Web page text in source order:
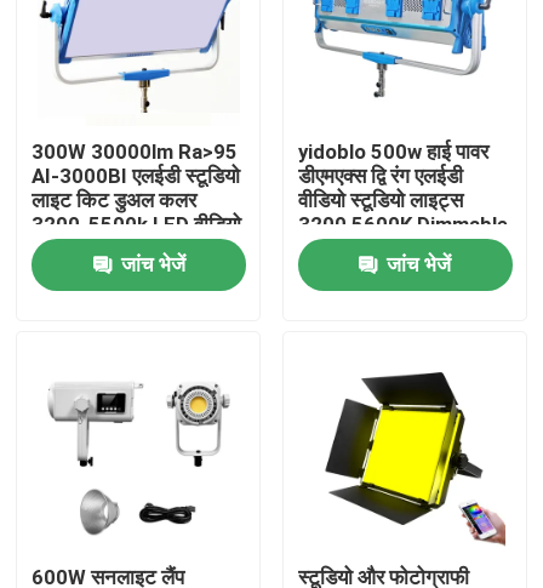
वीडियो
कारखाने का दौरा
गुणवत्ता नियंत्रण
समाचार
मामले
एलईडी वीडियो स्टूडियो लाइट्स
300W 30000lm Ra>95
AI-3000BI एलईडी स्टूडियो
लाइट किट डुअल कलर
3200-5500k LED वीडियो
लाइट 300w S60
जांच भेजें
yidoblo 500w हाई पावर
डीएमएक्स द्वि रंग एलईडी
वीडियो स्टूडियो लाइट्स
3200 5600K Dimmable
सॉफ्ट एलईडी पैनल लाइट
S120
जांच भेजें
600W सनलाइट लैंप स्टूडियो और फोटोग्राफी